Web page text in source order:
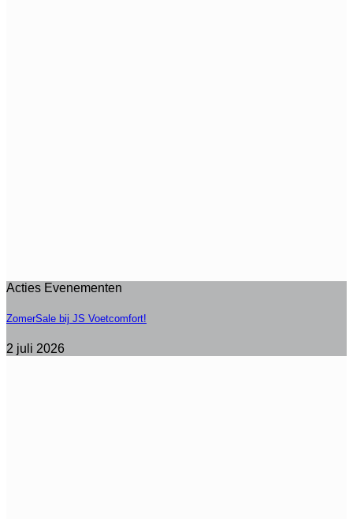
Acties Evenementen
ZomerSale bij JS Voetcomfort!
2 juli 2026